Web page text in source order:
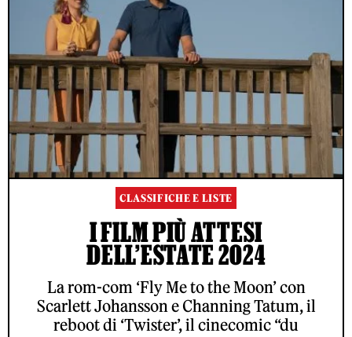
CLASSIFICHE E LISTE
I FILM PIÙ ATTESI
DELL’ESTATE 2024
La rom-com ‘Fly Me to the Moon’ con
Scarlett Johansson e Channing Tatum, il
reboot di ‘Twister’, il cinecomic “du